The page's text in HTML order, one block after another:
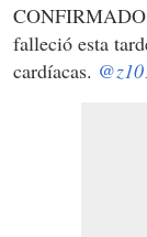
falleció esta
cardíacas.